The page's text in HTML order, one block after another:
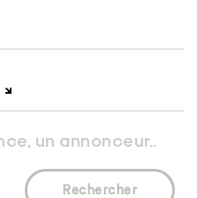
Rechercher